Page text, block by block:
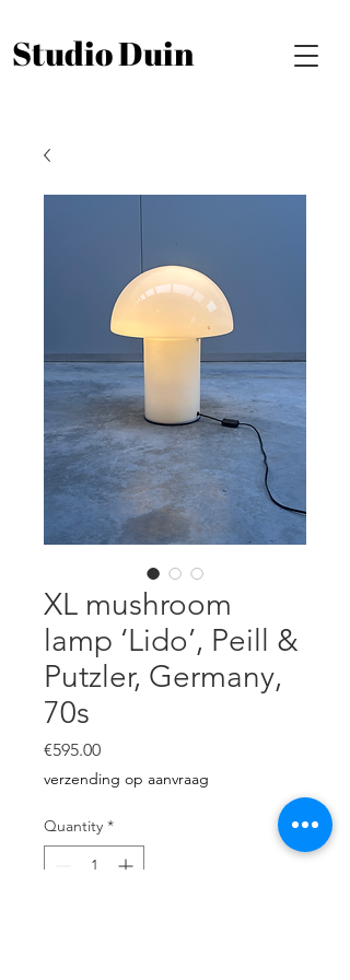
Studio Duin
XL mushroom
lamp ‘Lido’, Peill &
Putzler, Germany,
70s
€595.00Price
verzending op aanvraag
Quantity *